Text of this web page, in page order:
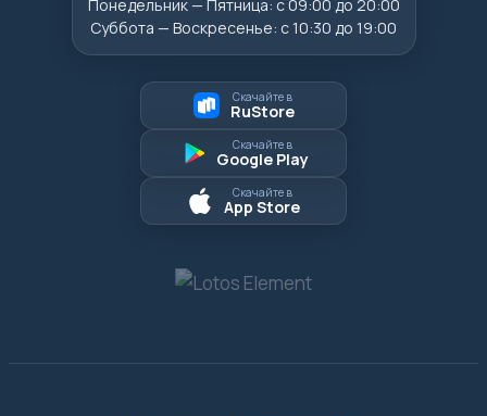
Понедельник — Пятница: с 09:00 до 20:00
Суббота — Воскресенье: с 10:30 до 19:00
Скачайте в
RuStore
Скачайте в
Google Play
Скачайте в
App Store